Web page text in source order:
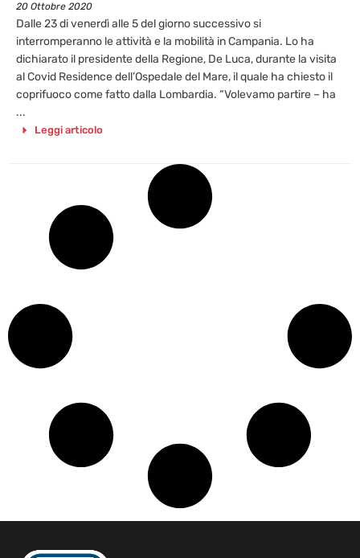
20 Ottobre 2020
Dalle 23 di venerdì alle 5 del giorno successivo si
interromperanno le attività e la mobilità in Campania. Lo ha
dichiarato il presidente della Regione, De Luca, durante la visita
al Covid Residence dell’Ospedale del Mare, il quale ha chiesto il
coprifuoco come fatto dalla Lombardia. “Volevamo partire – ha
...
Leggi articolo